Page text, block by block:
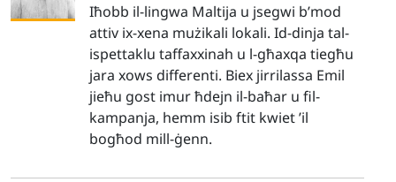
Iħobb il-lingwa Maltija u jsegwi b’mod
attiv ix-xena mużikali lokali. Id-dinja tal-
ispettaklu taffaxxinah u l-għaxqa tiegħu
jara xows differenti. Biex jirrilassa Emil
jieħu gost imur ħdejn il-baħar u fil-
kampanja, hemm isib ftit kwiet ’il
bogħod mill-ġenn.